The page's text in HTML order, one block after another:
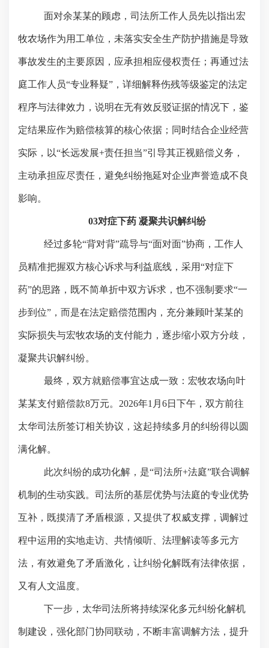
面对余某某的顾虑，司法所工作人员先以指出宏
牧农场作为用工单位，未落实安全生产防护措施是导致
事故发生的主要原因，应承担相应侵权责任；再通过法
庭工作人员“专业释疑”，详细解释伤残等级鉴定的法定
程序与法律效力，说明在无有效反驳证据的情况下，鉴
定结果应作为赔偿核算的核心依据；同时结合企业经营
实际，以“长远发展+责任担当”引导其正视赔偿义务，
主动承担应尽责任，避免纠纷拖延对企业声誉造成不良
影响。
03对症下药 凝聚共识解纠纷
经过多轮“背对背”疏导与“面对面”协商，工作人
员精准把握双方核心诉求与利益底线，采用“对症下
药”的思路，既不简单折中双方诉求，也不强制要求“一
步到位”，而是在法定赔偿范围内，充分兼顾叶某某的
实际损失与宏牧农场的支付能力，逐步缩小双方分歧，
凝聚共识解纠纷。
最终，双方就赔偿事宜达成一致：宏牧农场向叶
某某支付赔偿款8万元。2026年1月6日下午，双方前往
太华司法所签订相关协议，这起持续多月的纠纷得以圆
满化解。
此次纠纷的成功化解，是“司法所+法庭”联合调解
机制的生动实践。司法所的基层优势与法庭的专业优势
互补，既摸清了矛盾根源，又提供了权威支撑，调解过
程中运用的实地走访、共情倾听、法理解读等多元方
法，有效避免了矛盾激化，让纠纷化解既有法律依据，
又有人文温度。
下一步， 太华司法所将持续深化多元纠纷化解机
制建设，强化部门协同联动，不断丰富调解方法，提升